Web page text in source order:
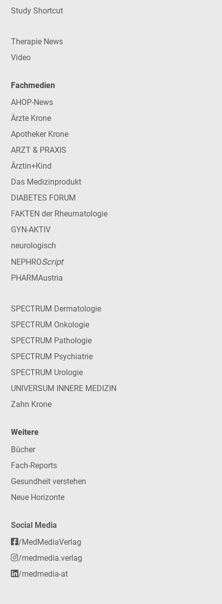
Study Shortcut
Therapie News
Video
Fachmedien
AHOP-News
Ärzte Krone
Apotheker Krone
ARZT & PRAXIS
Ärztin+Kind
Das Medizinprodukt
DIABETES FORUM
FAKTEN der Rheumatologie
GYN-AKTIV
neurologisch
NEPHROScript
PHARMAustria
SPECTRUM Dermatologie
SPECTRUM Onkologie
SPECTRUM Pathologie
SPECTRUM Psychiatrie
SPECTRUM Urologie
UNIVERSUM INNERE MEDIZIN
Zahn Krone
Weitere
Bücher
Fach-Reports
Gesundheit verstehen
Neue Horizonte
Social Media
/MedMediaVerlag
/medmedia.verlag
/medmedia-at